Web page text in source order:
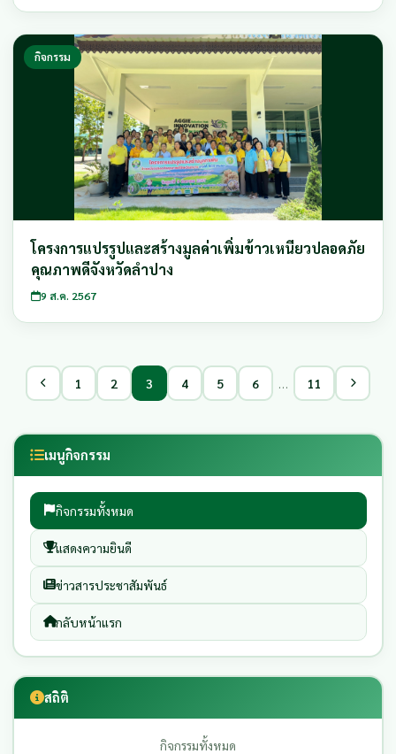
กิจกรรม
โครงการแปรรูปและสร้างมูลค่าเพิ่มข้าวเหนียวปลอดภัย
คุณภาพดีจังหวัดลำปาง
9 ส.ค. 2567
1 2 3 4 5 6 11
เมนูกิจกรรม
กิจกรรมทั้งหมด
แสดงความยินดี
ข่าวสารประชาสัมพันธ์
กลับหน้าแรก
สถิติ
กิจกรรมทั้งหมด